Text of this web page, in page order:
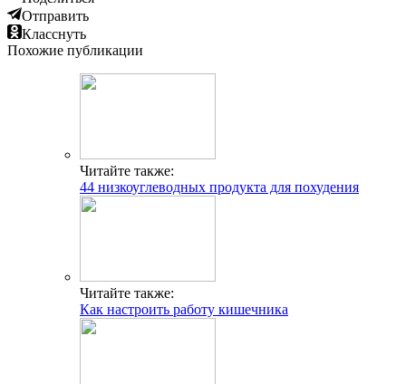
Отправить
Класснуть
Похожие публикации
Читайте также:
44 низкоуглеводных продукта для похудения
Читайте также:
Как настроить работу кишечника